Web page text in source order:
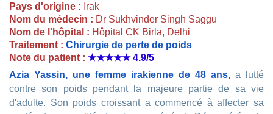
Pays d'origine : Irak
Nom du médecin : Dr Sukhvinder Singh Saggu
Nom de l'hôpital : Hôpital CK Birla, Delhi
Traitement : Chirurgie de perte de poids
Note du patient : ★★★★★ 4.9/5
Azia Yassin, une femme irakienne de 48 ans, a lutté
contre son poids pendant la majeure partie de sa vie
d'adulte. Son poids croissant a commencé à affecter sa